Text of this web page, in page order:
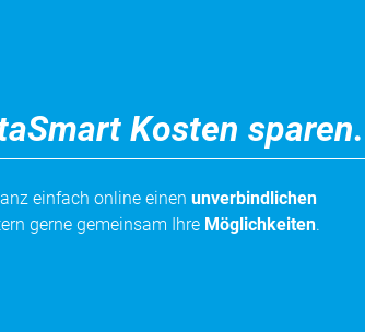
Kosten sparen.
einfach online einen unverbindlichen
gerne gemeinsam Ihre Möglichkeiten.